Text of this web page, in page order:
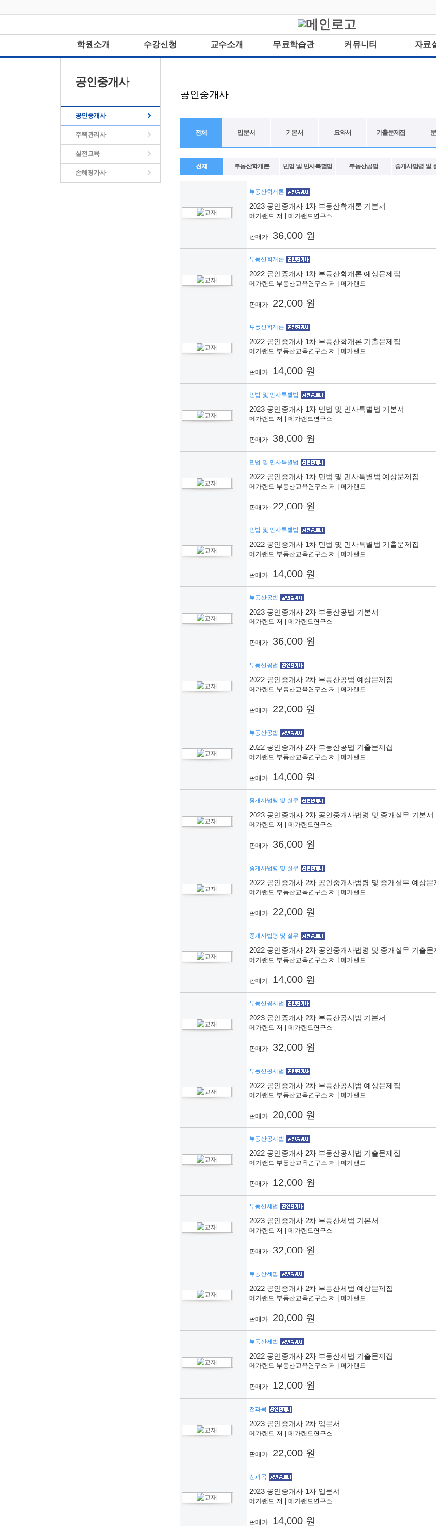
학원소개 수강신청 교수소개 무료학습관 커뮤니티 자료
공인중개사
공인중개사
주택관리사
실전교육
손해평가사
공인중개사
전체 입문서 기본서 요약서 기출문제집
전체 부동산학개론 민법 및 민사특별법 부동산공법 중개사법령 및
부동산학개론
2023 공인중개사 1차 부동산학개론 기본서
메가랜드 저 | 메가랜드연구소
판매가 36,000 원
부동산학개론
2022 공인중개사 1차 부동산학개론 예상문제집
메가랜드 부동산교육연구소 저 | 메가랜드
판매가 22,000 원
부동산학개론
2022 공인중개사 1차 부동산학개론 기출문제집
메가랜드 부동산교육연구소 저 | 메가랜드
판매가 14,000 원
민법 및 민사특별법
2023 공인중개사 1차 민법 및 민사특별법 기본서
메가랜드 저 | 메가랜드연구소
판매가 38,000 원
민법 및 민사특별법
2022 공인중개사 1차 민법 및 민사특별법 예상문제집
메가랜드 부동산교육연구소 저 | 메가랜드
판매가 22,000 원
민법 및 민사특별법
2022 공인중개사 1차 민법 및 민사특별법 기출문제집
메가랜드 부동산교육연구소 저 | 메가랜드
판매가 14,000 원
부동산공법
2023 공인중개사 2차 부동산공법 기본서
메가랜드 저 | 메가랜드연구소
판매가 36,000 원
부동산공법
2022 공인중개사 2차 부동산공법 예상문제집
메가랜드 부동산교육연구소 저 | 메가랜드
판매가 22,000 원
부동산공법
2022 공인중개사 2차 부동산공법 기출문제집
메가랜드 부동산교육연구소 저 | 메가랜드
판매가 14,000 원
중개사법령 및 실무
2023 공인중개사 2차 공인중개사법령 및 중개실무 기본서
메가랜드 저 | 메가랜드연구소
판매가 36,000 원
중개사법령 및 실무
2022 공인중개사 2차 공인중개사법령 및 중개실무 예상문
메가랜드 부동산교육연구소 저 | 메가랜드
판매가 22,000 원
중개사법령 및 실무
2022 공인중개사 2차 공인중개사법령 및 중개실무 기출문
메가랜드 부동산교육연구소 저 | 메가랜드
판매가 14,000 원
부동산공시법
2023 공인중개사 2차 부동산공시법 기본서
메가랜드 저 | 메가랜드연구소
판매가 32,000 원
부동산공시법
2022 공인중개사 2차 부동산공시법 예상문제집
메가랜드 부동산교육연구소 저 | 메가랜드
판매가 20,000 원
부동산공시법
2022 공인중개사 2차 부동산공시법 기출문제집
메가랜드 부동산교육연구소 저 | 메가랜드
판매가 12,000 원
부동산세법
2023 공인중개사 2차 부동산세법 기본서
메가랜드 저 | 메가랜드연구소
판매가 32,000 원
부동산세법
2022 공인중개사 2차 부동산세법 예상문제집
메가랜드 부동산교육연구소 저 | 메가랜드
판매가 20,000 원
부동산세법
2022 공인중개사 2차 부동산세법 기출문제집
메가랜드 부동산교육연구소 저 | 메가랜드
판매가 12,000 원
전과목
2023 공인중개사 2차 입문서
메가랜드 저 | 메가랜드연구소
판매가 22,000 원
전과목
2023 공인중개사 1차 입문서
메가랜드 저 | 메가랜드연구소
판매가 14,000 원